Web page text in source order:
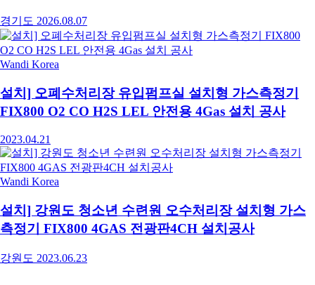
경기도 2026.08.07
Wandi Korea
설치] 오폐수처리장 유입펌프실 설치형 가스측정기
FIX800 O2 CO H2S LEL 안전용 4Gas 설치 공사
2023.04.21
Wandi Korea
설치] 강원도 청소년 수련원 오수처리장 설치형 가스
측정기 FIX800 4GAS 전광판4CH 설치공사
강원도 2023.06.23